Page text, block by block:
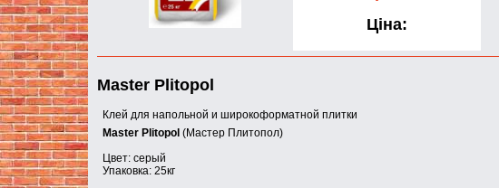
Ціна:
Master Plitopol
Клей для напольной и широкоформатной плитки
Master Plitopol (Мастер Плитопол)
Цвет: серый
Упаковка: 25кг